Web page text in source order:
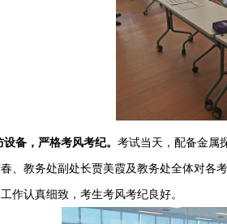
设备，严格考风考纪。考试当天，配备金属
、教务处副处长贾美霞及教务处全体对各
作认真细致，考生考风考纪良好。